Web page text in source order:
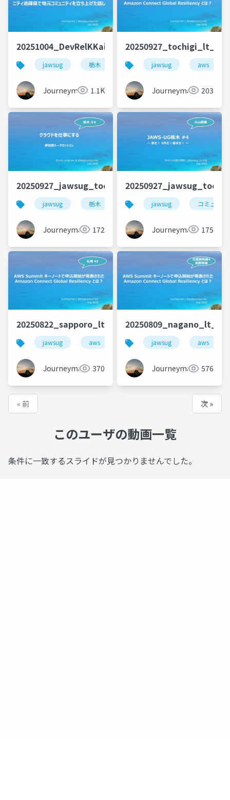
jawsug 栃木 devreljp devrelkaigi
Journeyman 1.1K
jawsug aws
Journeyman 203
20250927_jawsug_tochigi_4_talk_beajouneyman
jawsug 栃木 コミュニティ
Journeyman 172
jawsug コミュニテ
Journeyman 175
20250822_sapporo_lt_beajouneyman
jawsug aws amazonconnect acgr
Journeyman 370
jawsug aws
Journeyman 576
« 前 次 »
このユーザの動画一覧
条件に一致するスライドが見つかりませんでした。